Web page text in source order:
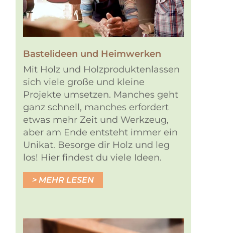
Bastelideen und Heimwerken
Mit Holz und Holzproduktenlassen
sich viele große und kleine
Projekte umsetzen. Manches geht
ganz schnell, manches erfordert
etwas mehr Zeit und Werkzeug,
aber am Ende entsteht immer ein
Unikat. Besorge dir Holz und leg
los! Hier findest du viele Ideen.
MEHR LESEN